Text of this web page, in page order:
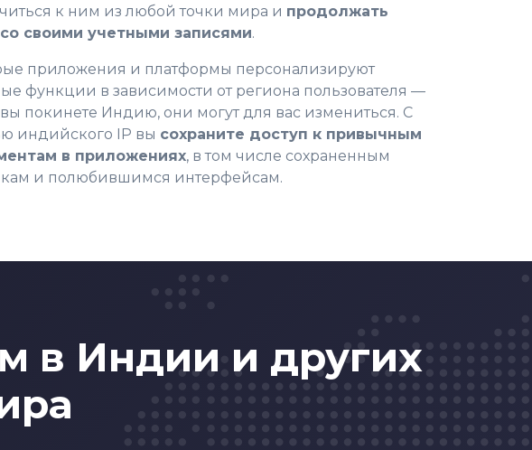
к ним из любой точки мира и продолжать
своими учетными записями.
приложения и платформы персонализируют
функции в зависимости от региона пользователя —
покинете Индию, они могут для вас измениться. С
индийского IP вы сохраните доступ к привычным
в приложениях, в том числе сохраненным
и полюбившимся интерфейсам.
в Индии и других